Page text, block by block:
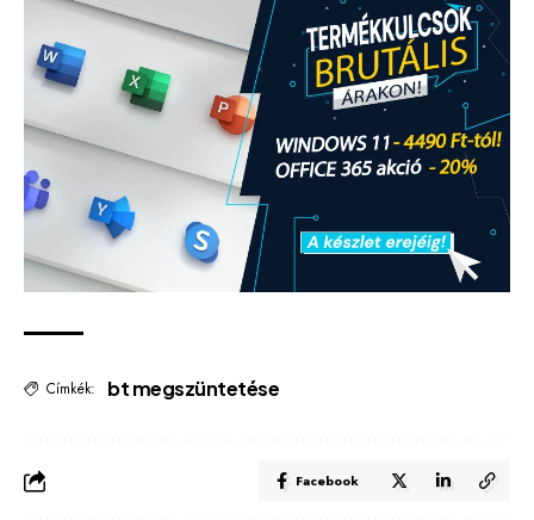
Címkék: bt megszüntetése
Facebook